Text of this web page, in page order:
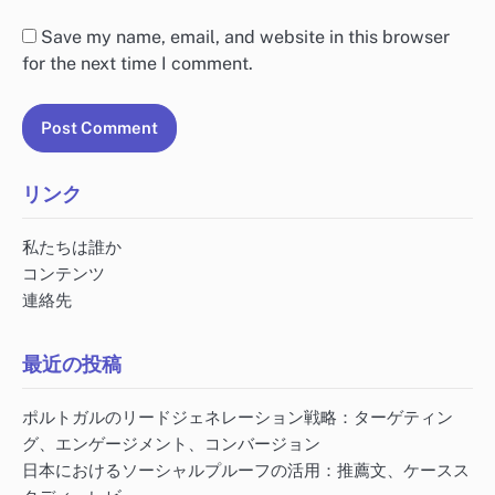
Save my name, email, and website in this browser
for the next time I comment.
リンク
私たちは誰か
コンテンツ
連絡先
最近の投稿
ポルトガルのリードジェネレーション戦略：ターゲティン
グ、エンゲージメント、コンバージョン
日本におけるソーシャルプルーフの活用：推薦文、ケースス